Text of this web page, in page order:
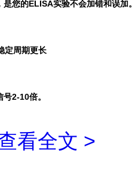
是您的ELISA实验不会加错和误加。
定周期更长
2-10倍。
看全文 >